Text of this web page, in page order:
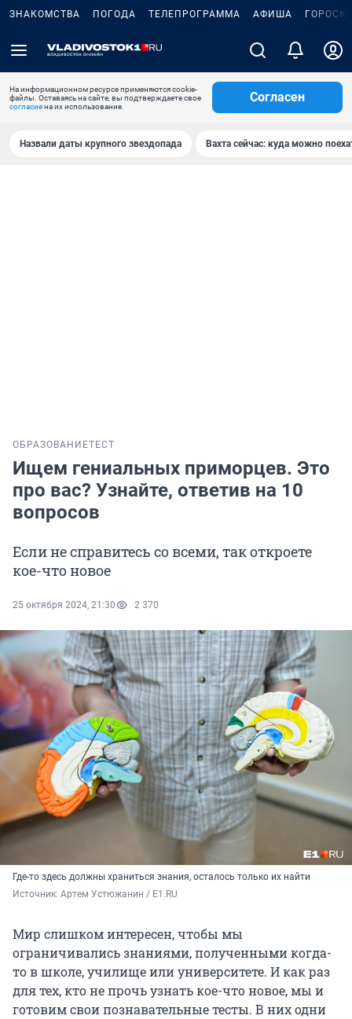
ЗНАКОМСТВА ПОГОДА ТЕЛЕПРОГРАММА АФИША
На информационном ресурсе применяются cookie-
файлы. Оставаясь на сайте, вы подтверждаете свое
согласиена их использование.
Согласен
Назвали даты крупного звездопада Вахта сейчас: куда можно
ОБРАЗОВАНИЕТЕСТ
Ищем гениальных приморцев. Это
про вас? Узнайте, ответив на 10
вопросов
Если не справитесь со всеми, так откроете
кое-что новое
25 октября 2024, 21:30 2 370
Где-то здесь должны храниться знания, осталось только их найти
Источник: Артем Устюжанин / E1.RU
Мир слишком интересен, чтобы мы
ограничивались знаниями, полученными когда-
то в школе, училище или университете. И как раз
для тех, кто не прочь узнать кое-что новое, мы и
готовим свои познавательные тесты. В них одни